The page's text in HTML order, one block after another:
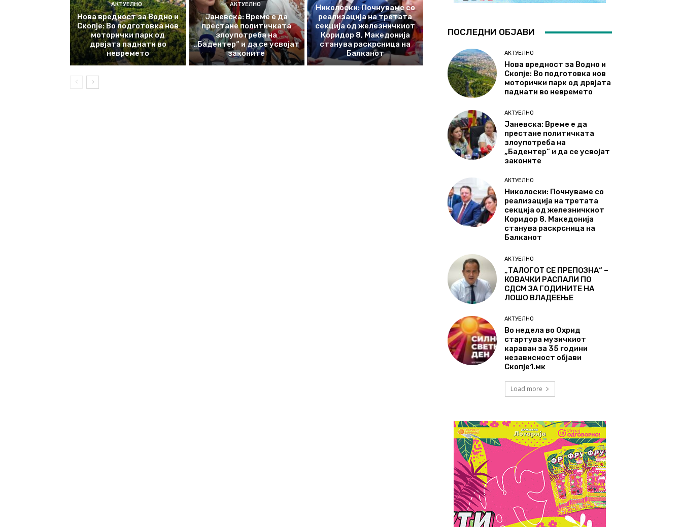
АКТУЕЛНО
Нова вредност за Водно и
Скопје: Во подготовка нов
моторички парк од
дрвјата паднати во
невремето
АКТУЕЛНО
Јаневска: Време е да
престане политичката
злоупотреба на
„Бадентер“ и да се усвојат
законите
Николоски: Почнуваме со
реализација на третата
секција од железничкиот
Коридор 8, Македонија
станува раскрсница на
Балканот
ПОСЛЕДНИ ОБЈАВИ
АКТУЕЛНО
Нова вредност за Водно и
Скопје: Во подготовка нов
моторички парк од дрвјата
паднати во невремето
АКТУЕЛНО
Јаневска: Време е да
престане политичката
злоупотреба на
„Бадентер“ и да се усвојат
законите
АКТУЕЛНО
Николоски: Почнуваме со
реализација на третата
секција од железничкиот
Коридор 8, Македонија
станува раскрсница на
Балканот
АКТУЕЛНО
„ТАЛОГОТ СЕ ПРЕПОЗНА“ –
КОВАЧКИ РАСПАЛИ ПО
СДСМ ЗА ГОДИНИТЕ НА
ЛОШО ВЛАДЕЕЊЕ
АКТУЕЛНО
Во недела во Охрид
стартува музичкиот
караван за 35 години
независност објави
Скопје1.мк
Load more